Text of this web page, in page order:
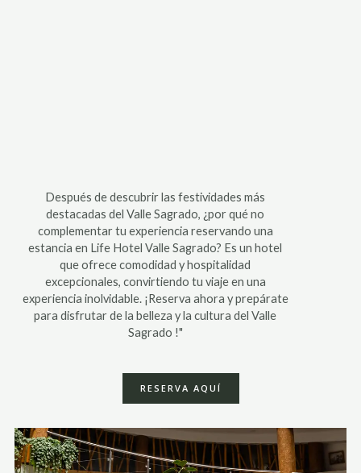
Después de descubrir las festividades más
destacadas del Valle Sagrado, ¿por qué no
complementar tu experiencia reservando una
estancia en Life Hotel Valle Sagrado? Es un hotel
que ofrece comodidad y hospitalidad
excepcionales, convirtiendo tu viaje en una
experiencia inolvidable. ¡Reserva ahora y prepárate
para disfrutar de la belleza y la cultura del Valle
Sagrado !"
RESERVA AQUÍ